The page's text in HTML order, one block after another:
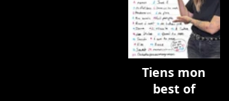
Tiens mon
best of